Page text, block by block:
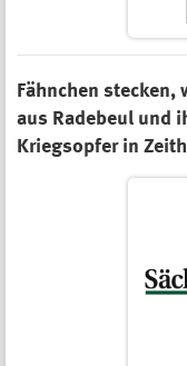
Fähnchen stecken,
aus Radebeul und
Kriegsopfer in